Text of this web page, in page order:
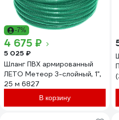
-7%
4 675 ₽
5 025 ₽
Шланг ПВХ армированный
ЛЕТО Метеор 3-слойный, 1",
25 м 6827
В корзину